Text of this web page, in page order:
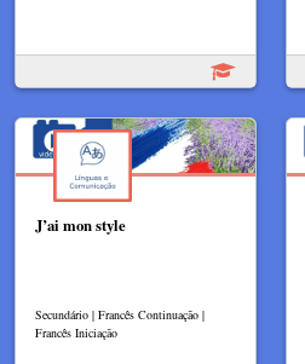
J’ai mon style​
Secundário | Francês Continuação |
Francês Iniciação